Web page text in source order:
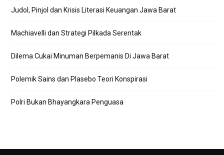
Judol, Pinjol dan Krisis Literasi Keuangan Jawa Barat
Machiavelli dan Strategi Pilkada Serentak
Dilema Cukai Minuman Berpemanis Di Jawa Barat
Polemik Sains dan Plasebo Teori Konspirasi
Polri Bukan Bhayangkara Penguasa